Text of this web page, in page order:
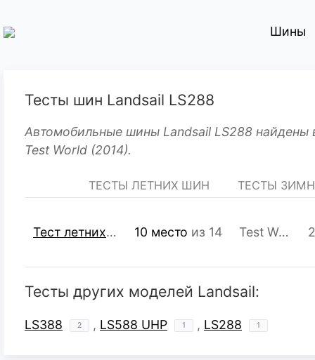
Шины
Тесты шин Landsail LS288
Автомобильные шины Landsail LS288 найдены
Test World (2014).
ТЕСТЫ ЛЕТНИХ ШИН ТЕСТЫ
Тест летних шин R16 205/55 10 место из 14 Test World
Тесты других моделей Landsail:
LS388 2 , LS588 UHP 1 , LS288 1